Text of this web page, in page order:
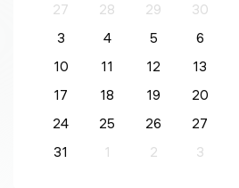
27
28 29 30
3
4 5 6
10
11 12 13
17
18 19 20
24
25 26 27
31
1 2 3